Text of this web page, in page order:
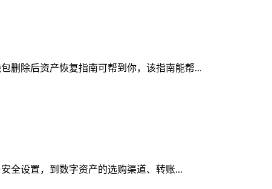
删除后资产恢复指南可帮到你，该指南能帮...
全设置，到数字资产的选购渠道、转账...